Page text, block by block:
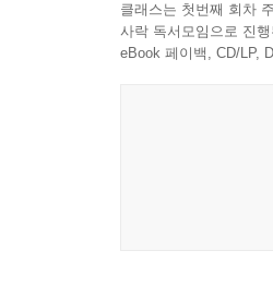
클래스는 첫번째 회차
사락 독서모임으로 진
eBook 페이백, CD/LP,